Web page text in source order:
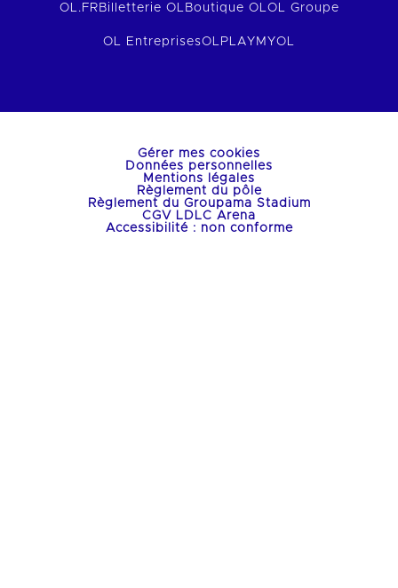
OL.FR Billetterie OL Boutique OL OL Groupe
OL EntreprisesOLPLAY MYOL
Gérer mes cookies
Données personnelles
Mentions légales
Règlement du pôle
Règlement du Groupama Stadium
CGV LDLC Arena
Accessibilité : non conforme